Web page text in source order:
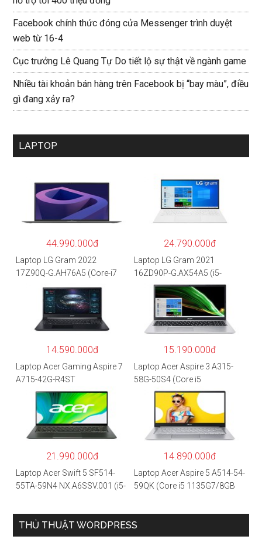
Facebook chính thức đóng cửa Messenger trình duyệt
web từ 16-4
Cục trưởng Lê Quang Tự Do tiết lộ sự thật về ngành game
Nhiều tài khoản bán hàng trên Facebook bị “bay màu”, điều
gì đang xảy ra?
LAPTOP
44.990.000đ
Laptop LG Gram 2022
17Z90Q-G.AH76A5 (Core-i7
1260P/16GB/512GB/17″
WQXGA/Win 11/Xám)
24.790.000đ
Laptop LG Gram 2021
16ZD90P-G.AX54A5 (i5-
1135G7/8GB RAM/512GB
SSD/16″WQXGA/Dos/Trắng)
14.590.000đ
Laptop Acer Gaming Aspire 7
A715-42G-R4ST
NH.QAYSV.004 (R5
5500U/8GB RAM/256GB
SSD/15.6″FHD IPS/GTX1650
4GB/Win10) – Hàng chính
15.190.000đ
Laptop Acer Aspire 3 A315-
58G-50S4 (Core i5
1135G7/8GB
RAM/512GB/15.6″FHD/MX35
0 2GB/Win 10/Bạc)
21.990.000đ
Laptop Acer Swift 5 SF514-
55TA-59N4 NX.A6SSV.001 (i5-
anh) – Hàng chính hãng
14.890.000đ
Laptop Acer Aspire 5 A514-54-
59QK (Core i5 1135G7/8GB
THỦ THUẬT WORDPRESS